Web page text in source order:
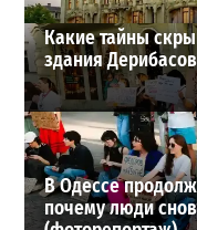
Какие тайны
здания
В Одессе
почему люди